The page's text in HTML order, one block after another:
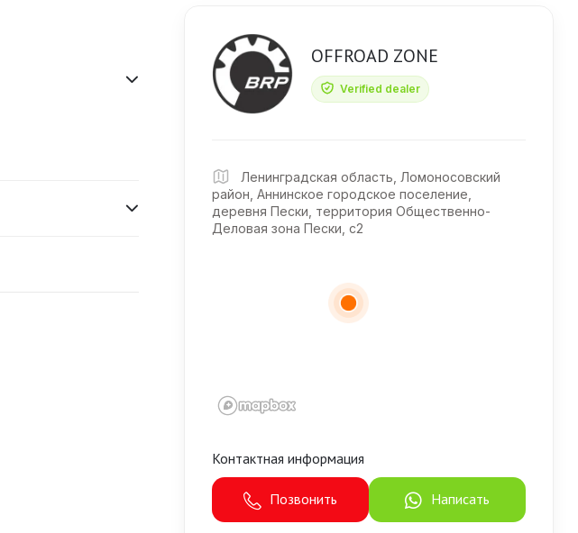
OFFROAD ZONE
Verified dealer
Ленинградская область, Ломоносовский
район, Аннинское городское поселение,
деревня Пески, территория Общественно-
Деловая зона Пески, с2
Контактная информация
Позвонить Написать